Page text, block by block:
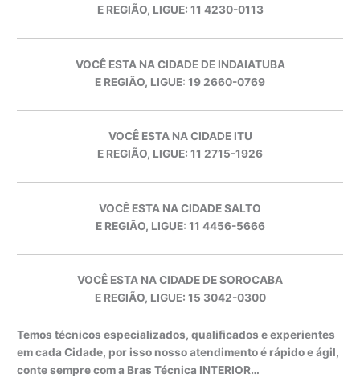
E REGIÃO, LIGUE: 11 4230-0113
VOCÊ ESTA NA CIDADE DE INDAIATUBA
E REGIÃO, LIGUE: 19 2660-0769
VOCÊ ESTA NA CIDADE ITU
E REGIÃO, LIGUE: 11 2715-1926
VOCÊ ESTA NA CIDADE SALTO
E REGIÃO, LIGUE: 11 4456-5666
VOCÊ ESTA NA CIDADE DE SOROCABA
E REGIÃO, LIGUE: 15 3042-0300
Temos técnicos especializados, qualificados e experientes
em cada Cidade, por isso nosso atendimento é rápido e ágil,
conte sempre com a Bras Técnica INTERIOR…